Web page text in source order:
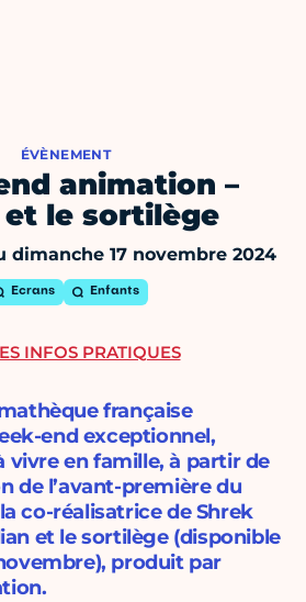
ÉVÈNEMENT
animation –
et le sortilège
dimanche 17 novembre 2024
Ecrans Enfants
française
end exceptionnel,
en famille, à partir de
de l’avant-première du
co-réalisatrice de Shrek
et le sortilège (disponible
produit par
INFOS PRATIQUES